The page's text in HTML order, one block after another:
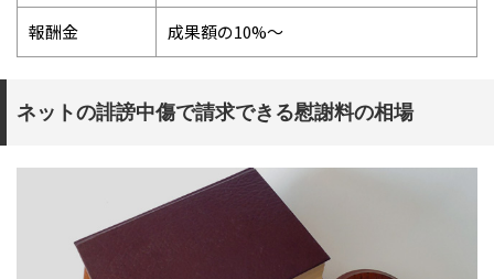
報酬金 成果額の10%～
ネットの誹謗中傷で請求できる慰謝料の相場